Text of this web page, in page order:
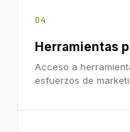
04
Herramientas
Acceso a
esfuerzos de